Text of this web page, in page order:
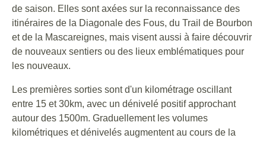
de saison. Elles sont axées sur la reconnaissance des
itinéraires de la Diagonale des Fous, du Trail de Bourbon
et de la Mascareignes, mais visent aussi à faire découvrir
de nouveaux sentiers ou des lieux emblématiques pour
les nouveaux.
Les premières sorties sont d'un kilométrage oscillant
entre 15 et 30km, avec un dénivelé positif approchant
autour des 1500m. Graduellement les volumes
kilométriques et dénivelés augmentent au cours de la